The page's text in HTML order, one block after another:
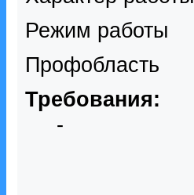
Режим работы
Профобласть
Требования:
-